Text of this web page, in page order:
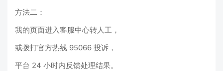
方法二：
我的页面进入客服中心转人工，
或拨打官方热线 95066 投诉，
平台 24 小时内反馈处理结果。